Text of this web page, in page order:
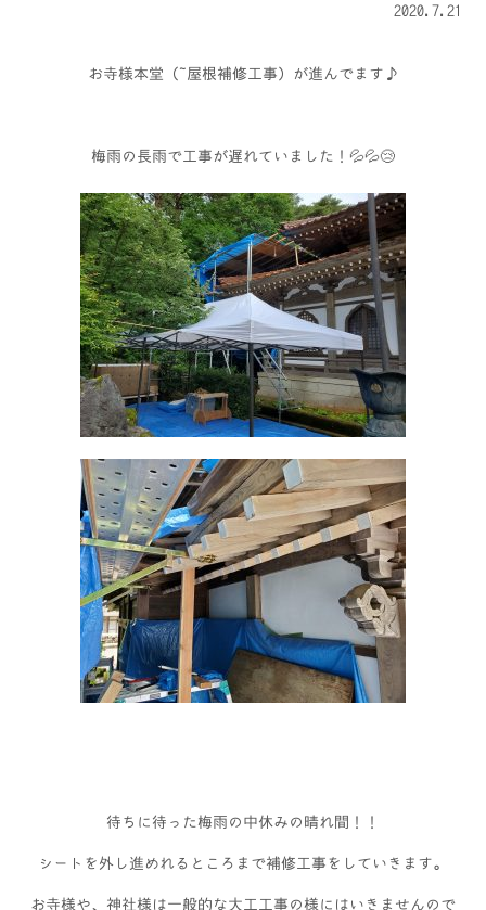
2020.7.21
お寺様本堂（ 屋根補修工事）が進んでます♪
梅雨の長雨で工事が遅れていました！💦💦😢
待ちに待った梅雨の中休みの晴れ間！！
シートを外し進めれるところまで補修工事をしていきます。
お寺様や、神社様は一般的な大工工事の様にはいきませんので